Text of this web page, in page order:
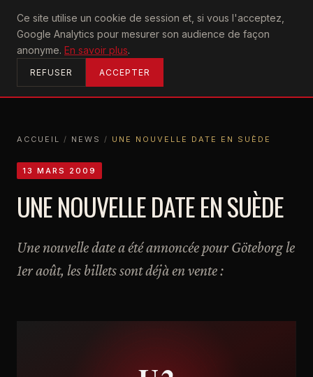
Ce site utilise un cookie de session et, si vous l'acceptez,
Google Analytics pour mesurer son audience de façon
anonyme. En savoir plus.
REFUSER ACCEPTER
U2achtung
ACCUEIL
ACCUEIL / NEWS / UNE NOUVELLE DATE EN SUÈDE
13 MARS 2009
UNE NOUVELLE DATE EN SUÈDE
Une nouvelle date a été annoncée pour Göteborg le
1er août, les billets sont déjà en vente :